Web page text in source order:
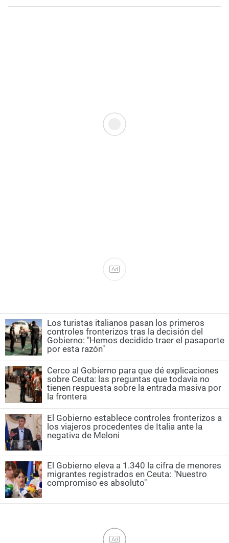
Ad
Los turistas italianos pasan los primeros
controles fronterizos tras la decisión del
Gobierno: "Hemos decidido traer el pasaporte
por esta razón"
Cerco al Gobierno para que dé explicaciones
sobre Ceuta: las preguntas que todavía no
tienen respuesta sobre la entrada masiva por
la frontera
El Gobierno establece controles fronterizos a
los viajeros procedentes de Italia ante la
negativa de Meloni
El Gobierno eleva a 1.340 la cifra de menores
migrantes registrados en Ceuta: "Nuestro
compromiso es absoluto"
Ad